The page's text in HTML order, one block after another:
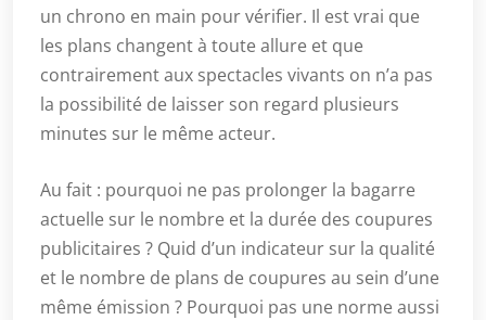
un chrono en main pour vérifier. Il est vrai que
les plans changent à toute allure et que
contrairement aux spectacles vivants on n’a pas
la possibilité de laisser son regard plusieurs
minutes sur le même acteur.
Au fait : pourquoi ne pas prolonger la bagarre
actuelle sur le nombre et la durée des coupures
publicitaires ? Quid d’un indicateur sur la qualité
et le nombre de plans de coupures au sein d’une
même émission ? Pourquoi pas une norme aussi